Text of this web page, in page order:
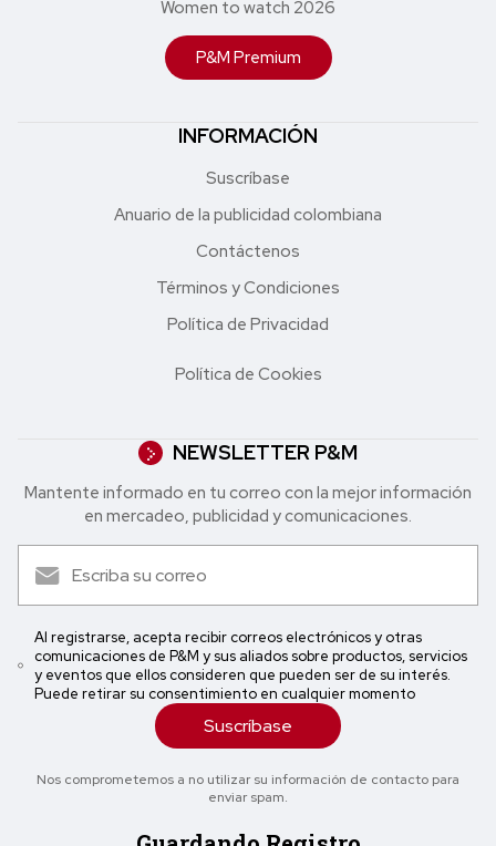
Women to watch 2026
P&M Premium
INFORMACIÓN
Suscríbase
Anuario de la publicidad colombiana
Contáctenos
Términos y Condiciones
Política de Privacidad
Política de Cookies
NEWSLETTER P&M
Mantente informado en tu correo con la mejor in formación
en mercadeo, publicidad y comunicaciones.
Al registrarse, acepta recibir correos electrónicos y otras
comunicaciones de P&M y sus aliados sobre productos, servicios
y eventos que ellos consideren que pueden ser de su interés.
Puede retirar su consentimiento en cualquier momento
Suscríbase
Nos comprometemos a no utilizar su información de contacto para
enviar spam.